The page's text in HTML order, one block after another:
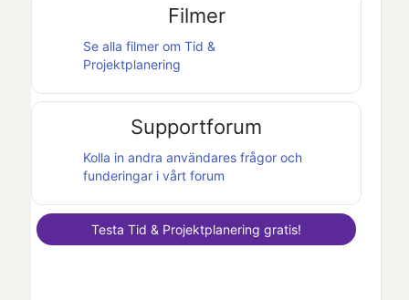
Filmer
Se alla filmer om Tid &
Projektplanering
Supportforum
Kolla in andra användares frågor och
funderingar i vårt forum
TestaTid & Projektplanering gratis!